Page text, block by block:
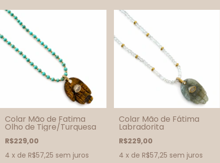
Colar Mão de Fatima
Olho de Tigre/Turquesa
R$229,00
4 x de R$57,25 sem juros
Colar Mão de Fátima
Labradorita
R$229,00
4 x de R$57,25 sem juros